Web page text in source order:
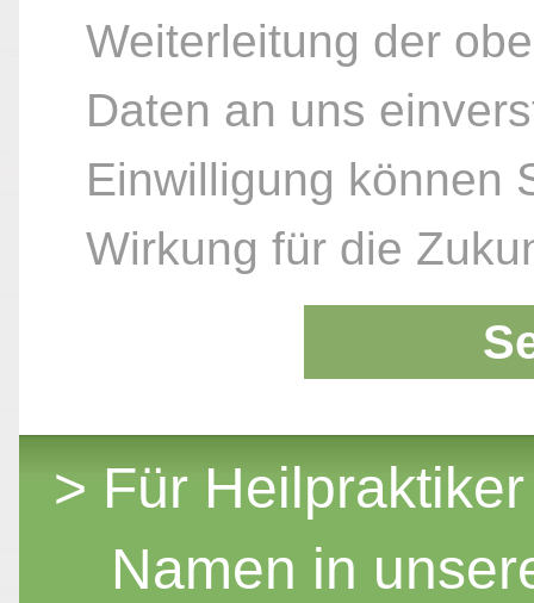
Weiterleitung der
Daten an uns
Einwilligung können
Wirkung für die
> Für
Namen in